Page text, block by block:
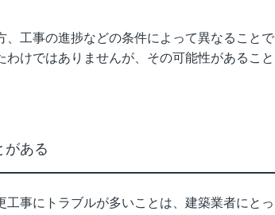
工事の進捗などの条件によって異なることで
けではありませんが、その可能性があること
がある
事にトラブルが多いことは、建築業者にとっ